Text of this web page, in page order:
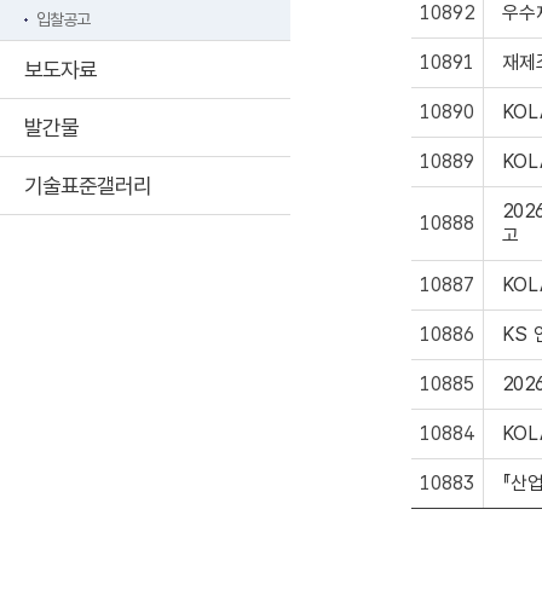
10892 우수
10891 재
10890
10889
10888
고
10887
10886 KS
10885
10884
10883 『
입찰공고
보도자료
발간물
기술표준갤러리